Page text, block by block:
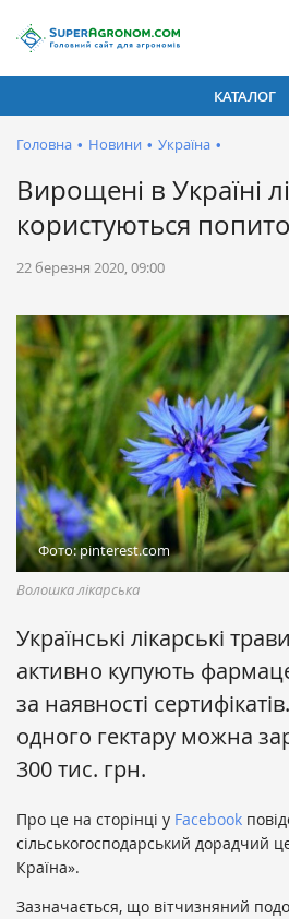
КАТАЛОГ
Головна • Новини • Україна •
Вирощені в Україні
користуються
22 березня 2020, 09:00
Фото: pinterest.com
Волошка лікарська
Українські лікарські
активно купують
за наявності
одного гектару можна
300 тис. грн.
Про це на сторінці у Facebook
сільськогосподарський дорадчий
Країна».
Зазначається, що вітчизняний